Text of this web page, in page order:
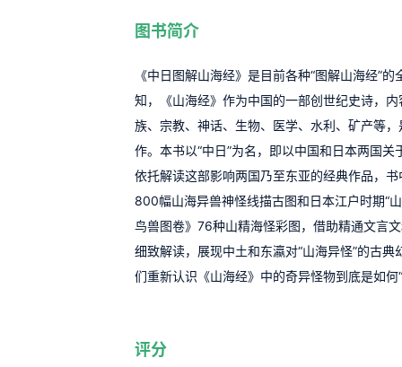
图书简介
《中日图解山海经》是目前各种“图解山海经”
知，《山海经》作为中国的一部创世纪史诗，
族、宗教、神话、生物、医学、水利、矿产等
作。本书以“中日”为名，即以中国和日本两国关
依托解读这部影响两国乃至东亚的经典作品，
800幅山海异兽神怪线描古图和日本江户时期“
鸟兽图卷》76种山精海怪彩图，借助精通文言
细致解读，展现中土和东瀛对“山海异怪”的古典
们重新认识《山海经》中的奇异怪物到底是如何
评分